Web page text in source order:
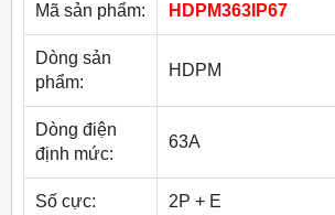
Mã sản phẩm: HDPM363IP67
Dòng sản
phẩm:
HDPM
Dòng điện
định mức:
63A
Số cực: 2P + E